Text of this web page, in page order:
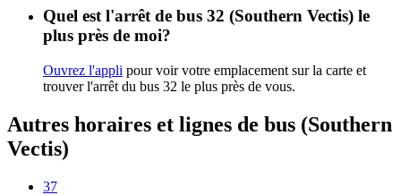
Quel est l'arrêt de bus 32 (Southern Vectis) le
plus près de moi?
Ouvrez l'appli pour voir votre emplacement sur la carte et
trouver l'arrêt du bus 32 le plus près de vous.
Autres horaires et lignes de bus (Southern
Vectis)
37